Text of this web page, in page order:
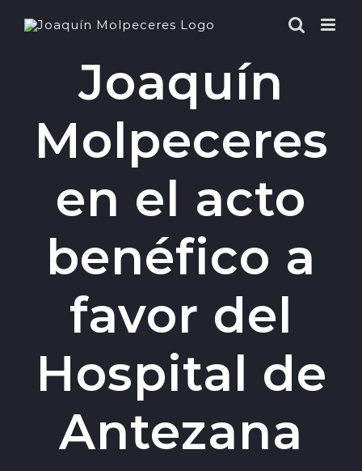
Joaquín
Molpeceres
en el acto
benéfico a
favor del
Hospital de
Antezana